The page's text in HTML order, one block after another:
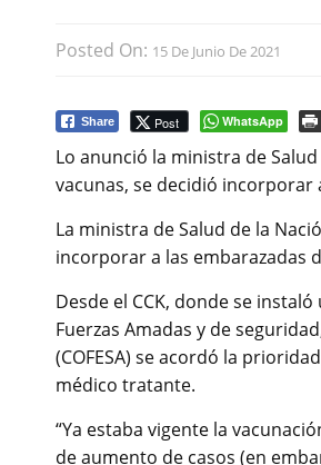
Posted On: 15 De Junio De 2021
Share Post WhatsApp
Lo anunció la ministra de
vacunas, se decidió
La ministra de Salud de la
incorporar a las embarazadas
Desde el CCK, donde se
Fuerzas Amadas y de
(COFESA) se acordó la
médico tratante.
“Ya estaba vigente la
de aumento de casos (en